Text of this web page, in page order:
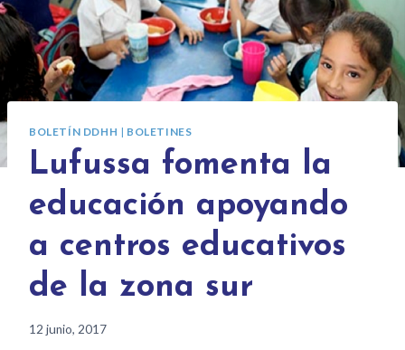
BOLETÍN DDHH | BOLETINES
Lufussa fomenta la
educación apoyando
a centros educativos
de la zona sur
12 junio, 2017